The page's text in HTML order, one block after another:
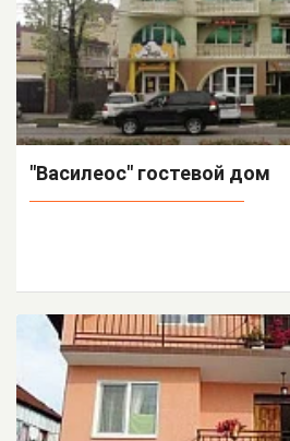
"Василеос" гостевой дом